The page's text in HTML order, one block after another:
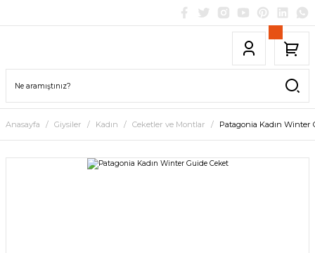
Anasayfa Giysiler Kadın Ceketler ve Montlar Patagonia Kadın Winter